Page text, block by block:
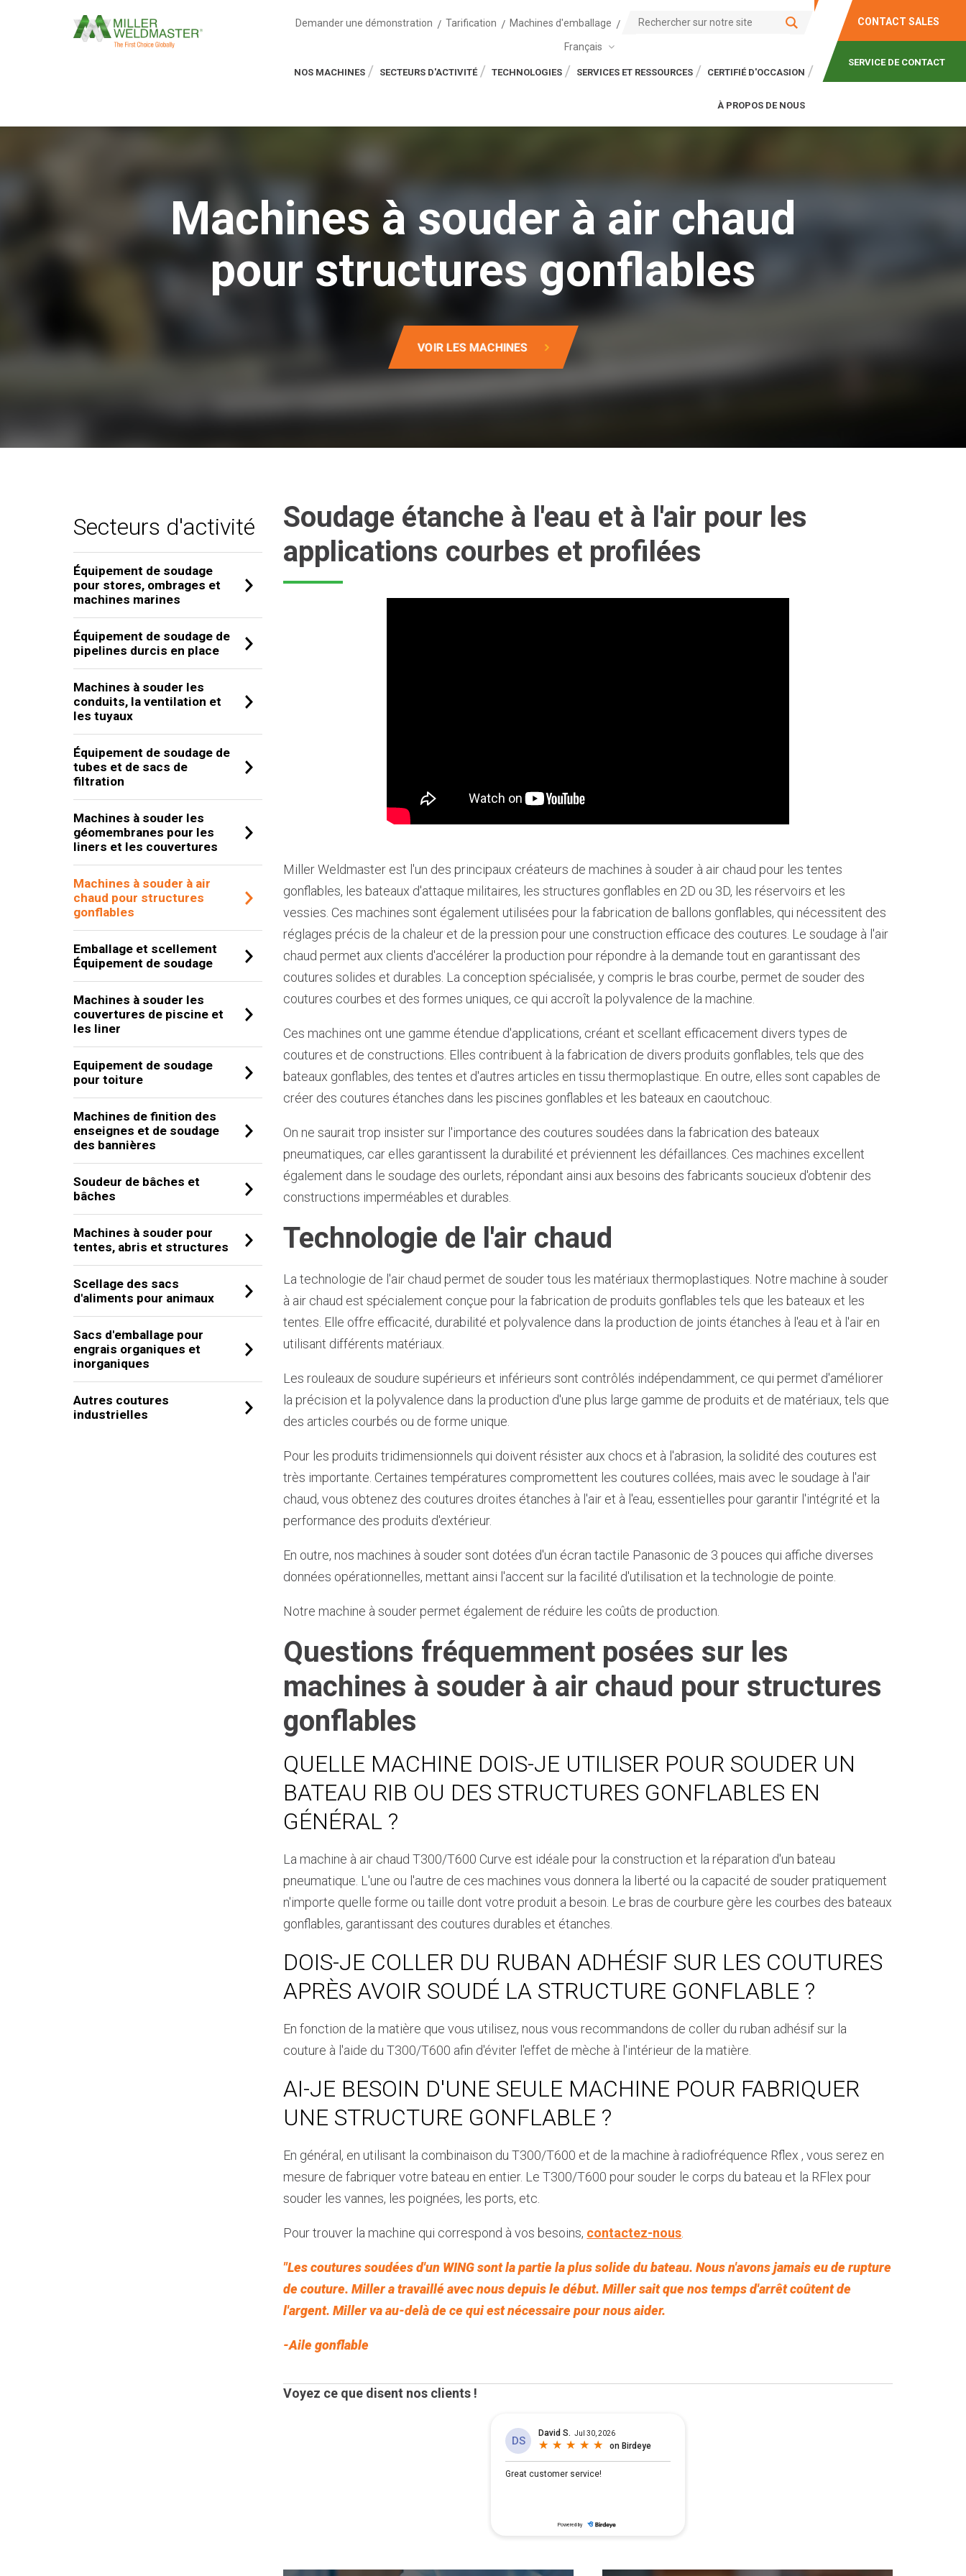
Demander une démonstration Tarification Machines d'emballage
Français
NOS MACHINES SECTEURS D'ACTIVITÉ TECHNOLOGIES SERVICES ET RESSOURCES CERTIFIÉ D'OCCASION
À PROPOS DE NOUS
CONTACT SALES
SERVICE DE CONTACT
Machines à souder à air chaud
pour structures gonflables
VOIR LES MACHINES
Secteurs d'activité
Équipement de soudage
pour stores, ombrages et
machines marines
Équipement de soudage de
pipelines durcis en place
Machines à souder les
conduits, la ventilation et
les tuyaux
Équipement de soudage de
tubes et de sacs de
filtration
Machines à souder les
géomembranes pour les
liners et les couvertures
Machines à souder à air
chaud pour structures
gonflables
Emballage et scellement
Équipement de soudage
Machines à souder les
couvertures de piscine et
les liner
Equipement de soudage
pour toiture
Machines de finition des
enseignes et de soudage
des bannières
Soudeur de bâches et
bâches
Machines à souder pour
tentes, abris et structures
Scellage des sacs
d'aliments pour animaux
Sacs d'emballage pour
engrais organiques et
inorganiques
Autres coutures
industrielles
Soudage étanche à l'eau et à l'air pour les
applications courbes et profilées
Miller Weldmaster est l'un des principaux créateurs de machines à souder à air chaud pour les tentes
gonflables, les bateaux d'attaque militaires, les structures gonflables en 2D ou 3D, les réservoirs et les
vessies. Ces machines sont également utilisées pour la fabrication de ballons gonflables, qui nécessitent des
réglages précis de la chaleur et de la pression pour une construction efficace des coutures. Le soudage à l'air
chaud permet aux clients d'accélérer la production pour répondre à la demande tout en garantissant des
coutures solides et durables. La conception spécialisée, y compris le bras courbe, permet de souder des
coutures courbes et des formes uniques, ce qui accroît la polyvalence de la machine.
Ces machines ont une gamme étendue d'applications, créant et scellant efficacement divers types de
coutures et de constructions. Elles contribuent à la fabrication de divers produits gonflables, tels que des
bateaux gonflables, des tentes et d'autres articles en tissu thermoplastique. En outre, elles sont capables de
créer des coutures étanches dans les piscines gonflables et les bateaux en caoutchouc.
On ne saurait trop insister sur l'importance des coutures soudées dans la fabrication des bateaux
pneumatiques, car elles garantissent la durabilité et préviennent les défaillances. Ces machines excellent
également dans le soudage des ourlets, répondant ainsi aux besoins des fabricants soucieux d'obtenir des
constructions imperméables et durables.
Technologie de l'air chaud
La technologie de l'air chaud permet de souder tous les matériaux thermoplastiques. Notre machine à souder
à air chaud est spécialement conçue pour la fabrication de produits gonflables tels que les bateaux et les
tentes. Elle offre efficacité, durabilité et polyvalence dans la production de joints étanches à l'eau et à l'air en
utilisant différents matériaux.
Les rouleaux de soudure supérieurs et inférieurs sont contrôlés indépendamment, ce qui permet d'améliorer
la précision et la polyvalence dans la production d'une plus large gamme de produits et de matériaux, tels que
des articles courbés ou de forme unique.
Pour les produits tridimensionnels qui doivent résister aux chocs et à l'abrasion, la solidité des coutures est
très importante. Certaines températures compromettent les coutures collées, mais avec le soudage à l'air
chaud, vous obtenez des coutures droites étanches à l'air et à l'eau, essentielles pour garantir l'intégrité et la
performance des produits d'extérieur.
En outre, nos machines à souder sont dotées d'un écran tactile Panasonic de 3 pouces qui affiche diverses
données opérationnelles, mettant ainsi l'accent sur la facilité d'utilisation et la technologie de pointe.
Notre machine à souder permet également de réduire les coûts de production.
Questions fréquemment posées sur les
machines à souder à air chaud pour structures
gonflables
QUELLE MACHINE DOIS-JE UTILISER POUR SOUDER UN
BATEAU RIB OU DES STRUCTURES GONFLABLES EN
GÉNÉRAL ?
La machine à air chaud T300/T600 Curve est idéale pour la construction et la réparation d'un bateau
pneumatique. L'une ou l'autre de ces machines vous donnera la liberté ou la capacité de souder pratiquement
n'importe quelle forme ou taille dont votre produit a besoin. Le bras de courbure gère les courbes des bateaux
gonflables, garantissant des coutures durables et étanches.
DOIS-JE COLLER DU RUBAN ADHÉSIF SUR LES COUTURES
APRÈS AVOIR SOUDÉ LA STRUCTURE GONFLABLE ?
En fonction de la matière que vous utilisez, nous vous recommandons de coller du ruban adhésif sur la
couture à l'aide du T300/T600 afin d'éviter l'effet de mèche à l'intérieur de la matière.
AI-JE BESOIN D'UNE SEULE MACHINE POUR FABRIQUER
UNE STRUCTURE GONFLABLE ?
En général, en utilisant la combinaison du T300/T600 et de la machine à radiofréquence Rflex , vous serez en
mesure de fabriquer votre bateau en entier. Le T300/T600 pour souder le corps du bateau et la RFlex pour
souder les vannes, les poignées, les ports, etc.
Pour trouver la machine qui correspond à vos besoins, contactez-nous
"Les coutures soudées d'un WING sont la partie la plus solide du bateau. Nous n'avons jamais eu de rupture
de couture. Miller a travaillé avec nous depuis le début. Miller sait que nos temps d'arrêt coûtent de
l'argent. Miller va au-delà de ce qui est nécessaire pour nous aider.
-Aile gonflable
Voyez ce que disent nos clients !